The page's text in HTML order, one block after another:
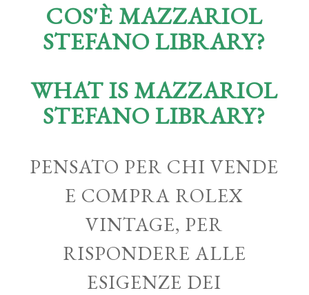
COS'È MAZZARIOL
STEFANO LIBRARY?
WHAT IS MAZZARIOL
STEFANO LIBRARY?
PENSATO PER CHI VENDE
E COMPRA ROLEX
VINTAGE, PER
RISPONDERE ALLE
ESIGENZE DEI